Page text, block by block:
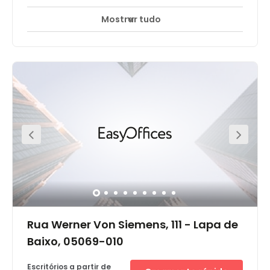
Mostrar tudo
Rua Werner Von Siemens, 111 - Lapa de
Baixo, 05069-010
Escritórios a partir de